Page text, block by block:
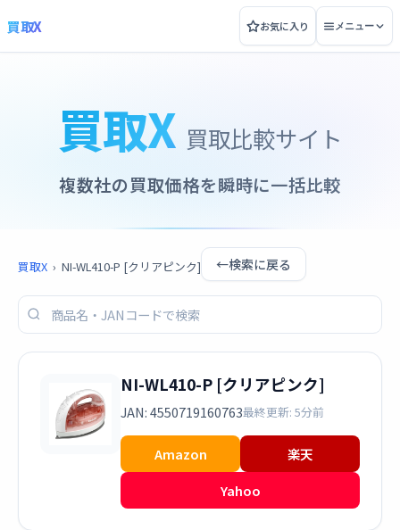
買取X お気に入り メニュー
買取X 買取比較サイト
複数社の買取価格を瞬時に一括比較
買取X › NI-WL410-P [クリアピンク] ←検索に戻る
NI-WL410-P [クリアピンク]
JAN: 4550719160763最終更新: 5分前
Amazon
楽天
Yahoo